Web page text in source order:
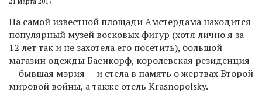
На самой известной площади Амстердама находится
популярный музей восковых фигур (хотя лично я за
12 лет так и не захотела его посетить), большой
магазин одежды Баенкорф, королевская резиденция
— бывшая мэрия — и стела в память о жертвах Второй
мировой войны, а также отель Krasnopolsky.